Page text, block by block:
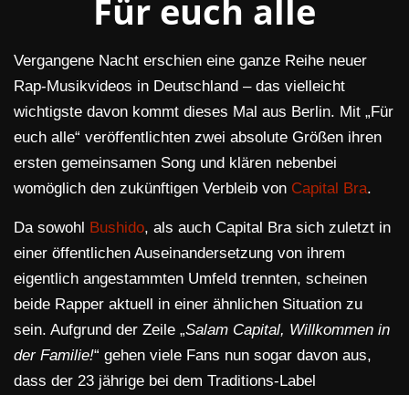
Für euch alle
Vergangene Nacht erschien eine ganze Reihe neuer
Rap-Musikvideos in Deutschland – das vielleicht
wichtigste davon kommt dieses Mal aus Berlin. Mit „Für
euch alle“ veröffentlichten zwei absolute Größen ihren
ersten gemeinsamen Song und klären nebenbei
womöglich den zukünftigen Verbleib von Capital Bra.
Da sowohl Bushido, als auch Capital Bra sich zuletzt in
einer öffentlichen Auseinandersetzung von ihrem
eigentlich angestammten Umfeld trennten, scheinen
beide Rapper aktuell in einer ähnlichen Situation zu
sein. Aufgrund der Zeile „Salam Capital, Willkommen in
der Familie!“ gehen viele Fans nun sogar davon aus,
dass der 23 jährige bei dem Traditions-Label